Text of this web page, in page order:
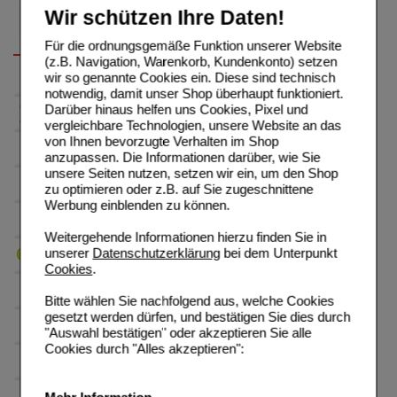
Wir schützen Ihre Daten!
Für die ordnungsgemäße Funktion unserer Website
(z.B. Navigation, Warenkorb, Kundenkonto) setzen
wir so genannte Cookies ein. Diese sind technisch
notwendig, damit unser Shop überhaupt funktioniert.
Darüber hinaus helfen uns Cookies, Pixel und
vergleichbare Technologien, unsere Website an das
von Ihnen bevorzugte Verhalten im Shop
anzupassen. Die Informationen darüber, wie Sie
unsere Seiten nutzen, setzen wir ein, um den Shop
zu optimieren oder z.B. auf Sie zugeschnittene
Werbung einblenden zu können.
Weitergehende Informationen hierzu finden Sie in
unserer Datenschutzerklärungbei dem Unterpunkt
Cookies.
Bitte wählen Sie nachfolgend aus, welche Cookies
gesetzt werden dürfen, und bestätigen Sie dies durch
"Auswahl bestätigen" oder akzeptieren Sie alle
Cookies durch "Alles akzeptieren":